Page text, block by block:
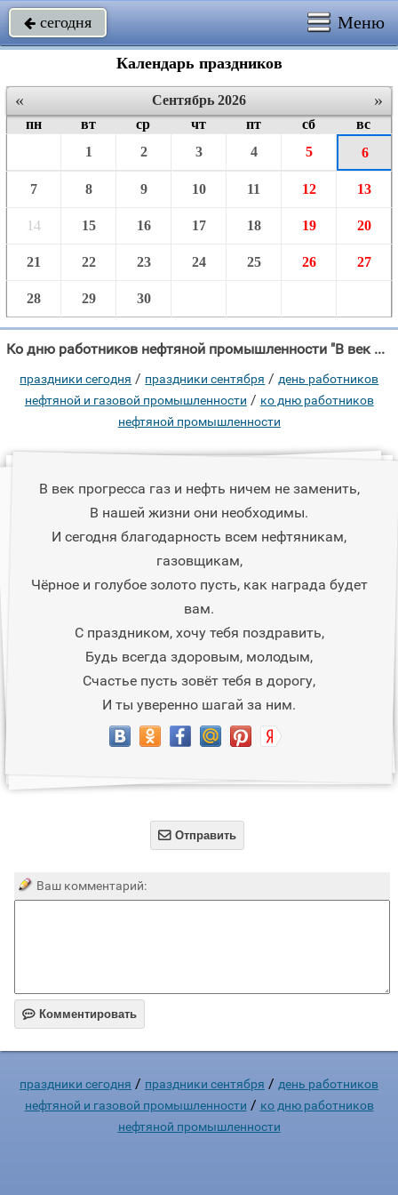
 сегодня Меню
Календарь праздников
« »
Сентябрь 2026
пн
вт ср чт пт сб
вс
1
2 3 4 5 6
7 8 9 10 11 12 13
14 15 16 17 18 19 20
21 22 23 24 25 26 27
28 29 30
Ко дню работников нефтяной промышленности "В век прогресса газ и нефть ничем не заменить, В нашей жизни они необходимы."
праздники сегодня / праздники сентября /день работников
нефтяной и газовой промышленности / ко дню работников
нефтяной промышленности
В век прогресса газ и нефть ничем не заменить,
В нашей жизни они необходимы.
И сегодня благодарность всем нефтяникам,
газовщикам,
Чёрное и голубое золото пусть, как награда будет
вам.
С праздником, хочу тебя поздравить,
Будь всегда здоровым, молодым,
Счастье пусть зовёт тебя в дорогу,
И ты уверенно шагай за ним.
 Отправить
Ваш комментарий:
 Комментировать
праздники сегодня / праздники сентября / день работников
нефтяной и газовой промышленности / ко дню работников
нефтяной промышленности